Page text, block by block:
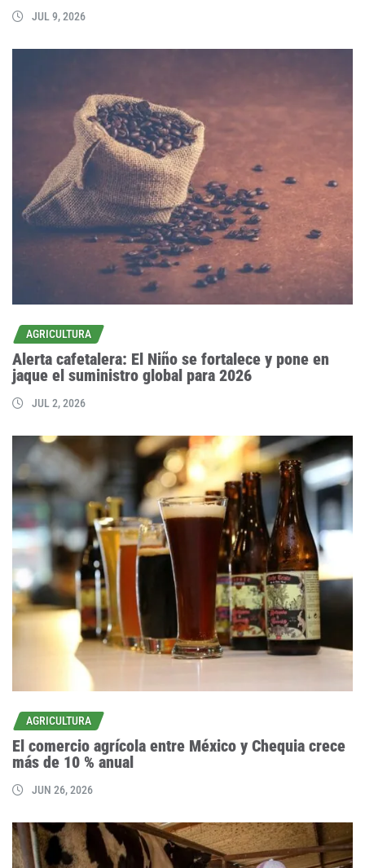
JUL 9, 2026
AGRICULTURA
Alerta cafetalera: El Niño se fortalece y pone en
jaque el suministro global para 2026
JUL 2, 2026
AGRICULTURA
El comercio agrícola entre México y Chequia crece
más de 10 % anual
JUN 26, 2026